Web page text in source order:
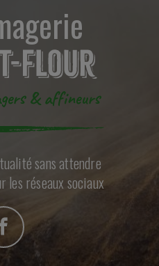
& affineurs
sans attendre
les réseaux sociaux